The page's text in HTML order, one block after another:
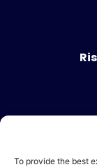
To provide the best